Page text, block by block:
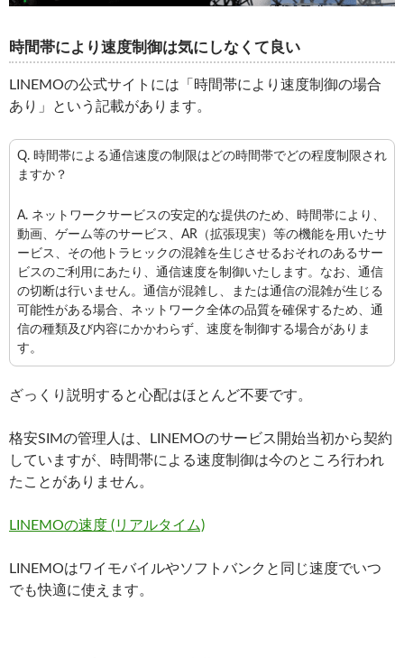
時間帯により速度制御は気にしなくて良い
LINEMOの公式サイトには「時間帯により速度制御の場合
あり」という記載があります。
Q. 時間帯による通信速度の制限はどの時間帯でどの程度制限され
ますか？
A. ネットワークサービスの安定的な提供のため、時間帯により、
動画、ゲーム等のサービス、AR（拡張現実）等の機能を用いたサ
ービス、その他トラヒックの混雑を生じさせるおそれのあるサー
ビスのご利用にあたり、通信速度を制御いたします。なお、通信
の切断は行いません。通信が混雑し、または通信の混雑が⽣じる
可能性がある場合、ネットワーク全体の品質を確保するため、通
信の種類及び内容にかかわらず、速度を制御する場合がありま
す。
ざっくり説明すると心配はほとんど不要です。
格安SIMの管理人は、LINEMOのサービス開始当初から契約
していますが、時間帯による速度制御は今のところ行われ
たことがありません。
LINEMOの速度 (リアルタイム)
LINEMOはワイモバイルやソフトバンクと同じ速度でいつ
でも快適に使えます。